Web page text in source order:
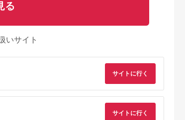
る
いサイト
サイトに行く
サイトに行く